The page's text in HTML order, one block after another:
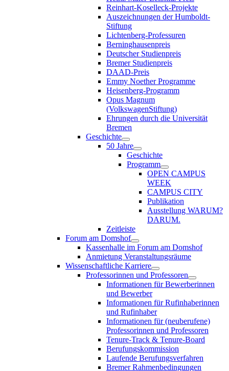
Reinhart-Koselleck-Projekte
Auszeichnungen der Humboldt-
Stiftung
Lichtenberg-Professuren
Berninghausenpreis
Deutscher Studienpreis
Bremer Studienpreis
DAAD-Preis
Emmy Noether Programme
Heisenberg-Programm
Opus Magnum
(VolkswagenStiftung)
Ehrungen durch die Universität
Bremen
Geschichte
50 Jahre
Geschichte
Programm
OPEN CAMPUS
WEEK
CAMPUS CITY
Publikation
Ausstellung WARUM?
DARUM.
Zeitleiste
Forum am Domshof
Kassenhalle im Forum am Domshof
Anmietung Veranstaltungsräume
Wissenschaftliche Karriere
Professorinnen und Professoren
Informationen für Bewerberinnen
und Bewerber
Informationen für Rufinhaberinnen
und Rufinhaber
Informationen für (neuberufene)
Professorinnen und Professoren
Tenure-Track & Tenure-Board
Berufungskommission
Laufende Berufungsverfahren
Bremer Rahmenbedingungen